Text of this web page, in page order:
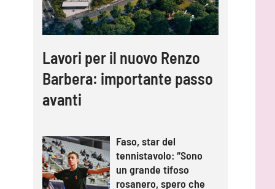
Lavori per il nuovo Renzo
Barbera: importante passo
avanti
Faso, star del
tennistavolo: “Sono
un grande tifoso
rosanero, spero che